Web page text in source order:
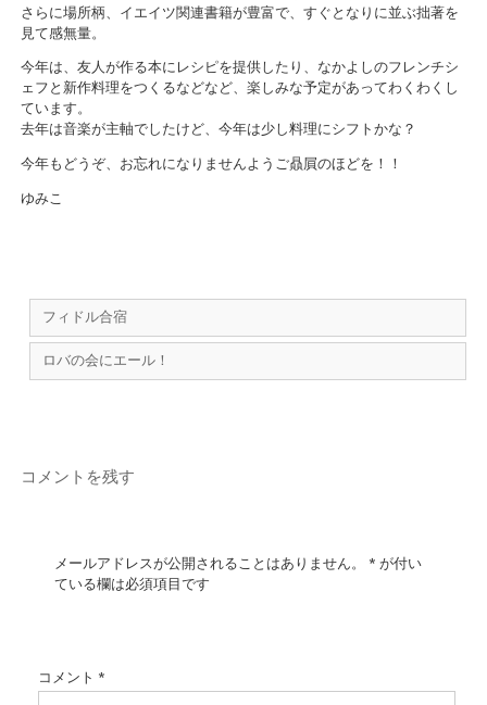
さらに場所柄、イエイツ関連書籍が豊富で、すぐとなりに並ぶ拙著を
見て感無量。
今年は、友人が作る本にレシピを提供したり、なかよしのフレンチシ
ェフと新作料理をつくるなどなど、楽しみな予定があってわくわくし
ています。
去年は音楽が主軸でしたけど、今年は少し料理にシフトかな？
今年もどうぞ、お忘れになりませんようご贔屓のほどを！！
ゆみこ
フィドル合宿
ロバの会にエール！
コメントを残す
メールアドレスが公開されることはありません。 * が付い
ている欄は必須項目です
コメント *